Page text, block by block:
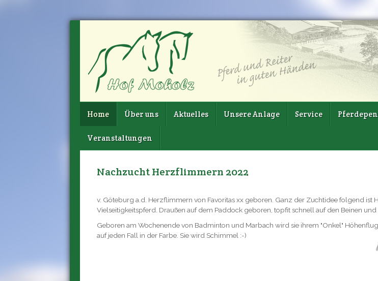
Home Über uns Aktuelles Unsere Anlage Service
Veranstaltungen
Nachzucht Herzflimmern 2022
v. Göteburg a.d. Herzflimmern von Favoritas xx geboren. Ganz der Zuchtidee folgend ist
Vielseitigkeitspferd. Draußen auf dem Paddock geboren, topfit schnell auf den Beinen
Geboren am Wochenende von Badminton und Marbach wird sie ihrem "Onkel"
auf jeden Fall in der Farbe. Sie wird Schimmel :-)